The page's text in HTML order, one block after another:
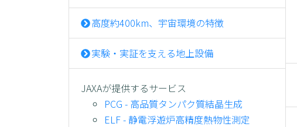
高度約400km、宇宙環境の特徴
実験・実証を支える地上設備
JAXAが提供するサービス
PCG - 高品質タンパク質結晶生成
ELF - 静電浮遊炉高精度熱物性測定